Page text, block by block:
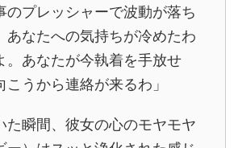
のプレッシャーで波動が落ち
あなたへの気持ちが冷めたわ
。あなたが今執着を手放せ
うから連絡が来るわ」
た瞬間、彼女の心のモヤモヤ